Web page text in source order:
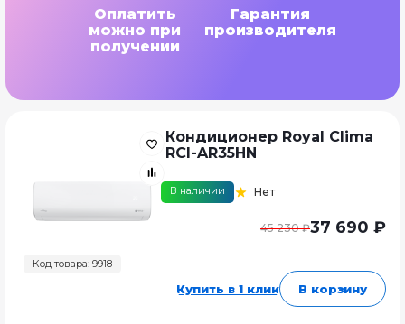
Оплатить
можно при
получении
Гарантия
производителя
Код товара: 9918
Кондиционер Royal Clima
RCI-AR35HN
В наличии Нет
45 230 ₽37 690 ₽
Купить в 1 клик В корзину